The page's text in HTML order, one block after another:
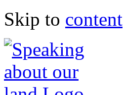
Skip to content